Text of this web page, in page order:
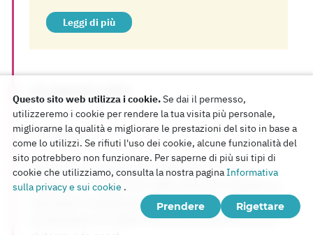
Leggi di più
L'ergastolo
Nikolaj Kupriyanskij ebbe difficoltà ad essere
trasferito, ma all'arrivo nella colonia fu in grado di
riprendersi rapidamente. Ora lavora in una squadra
di riparazione di edifici. Nel tempo libero suona la
Questo sito web utilizza i cookie.Se dai il permesso,
utilizzeremo i cookie per rendere la tua visita più personale,
migliorarne la qualità e migliorare le prestazioni del sito in base a
come lo utilizzi. Se rifiuti l'uso dei cookie, alcune funzionalità del
sito potrebbero non funzionare. Per saperne di più sui tipi di
cookie che utilizziamo, consulta la nostra paginaInformativa
sulla privacy e sui cookie .
Prendere
Rigettare